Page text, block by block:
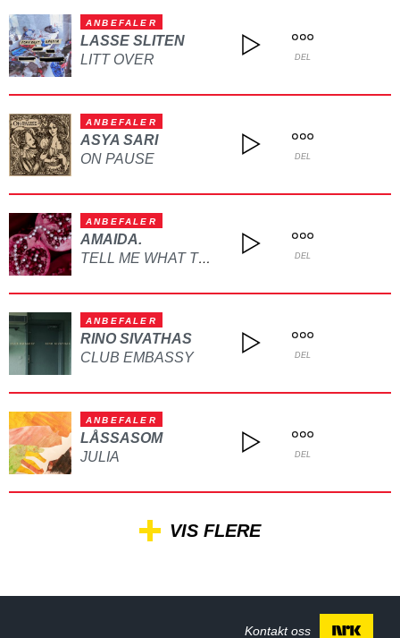
ANBEFALER
LASSE SLITEN
LITT OVER
DEL
ANBEFALER
ASYA SARI
ON PAUSE
DEL
ANBEFALER
AMAIDA.
TELL ME WHAT TO DO DEL
ANBEFALER
RINO SIVATHAS
CLUB EMBASSY
DEL
ANBEFALER
LÅSSASOM
JULIA
DEL
VIS FLERE
Kontakt oss